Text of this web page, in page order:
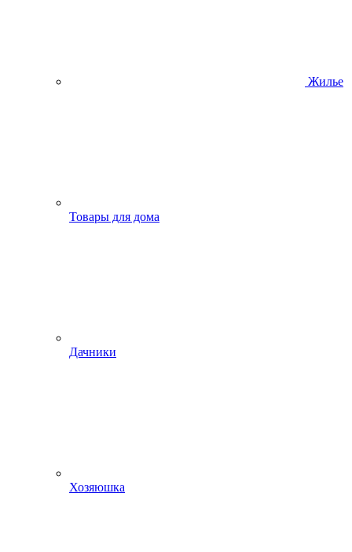
Жилье
Товары для дома
Дачники
Хозяюшка